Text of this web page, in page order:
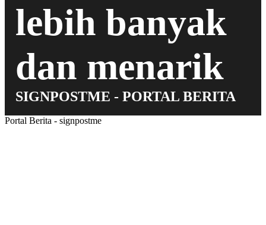
lebih banyak
dan menarik
SIGNPOSTME - PORTAL BERITA
Portal Berita - signpostme